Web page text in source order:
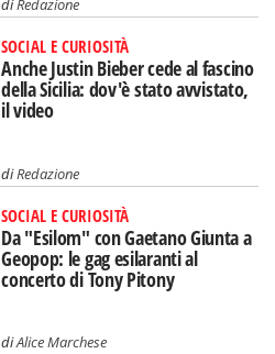
diRedazione
SOCIAL E CURIOSITÀ
Anche Justin Bieber cede al fascino
della Sicilia: dov'è stato avvistato,
il video
diRedazione
SOCIAL E CURIOSITÀ
Da "Esilom" con Gaetano Giunta a
Geopop: le gag esilaranti al
concerto di Tony Pitony
diAlice Marchese